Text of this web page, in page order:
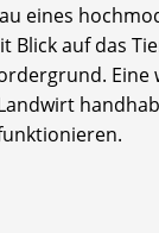
eines
Blick auf das
Eine